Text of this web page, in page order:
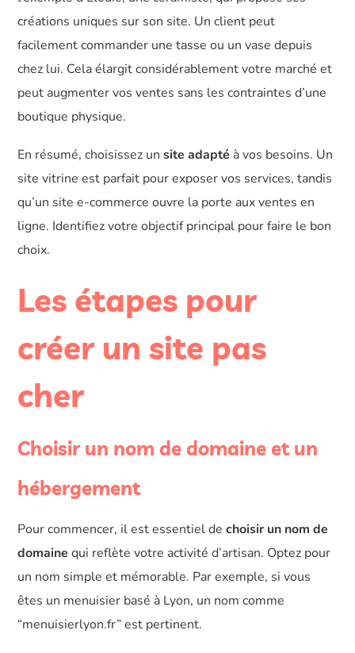
créations uniques sur son site. Un client peut
facilement commander une tasse ou un vase depuis
chez lui. Cela élargit considérablement votre marché et
peut augmenter vos ventes sans les contraintes d’une
boutique physique.
En résumé, choisissez unsite adapté à vos besoins. Un
site vitrine est parfait pour exposer vos services, tandis
qu’un site e-commerce ouvre la porte aux ventes en
ligne. Identifiez votre objectif principal pour faire le bon
choix.
Les étapes pour
créer un site pas
cher
Choisir un nom de domaine et un
hébergement
Pour commencer, il est essentiel dechoisir un nom de
domaine qui reflète votre activité d’artisan. Optez pour
un nom simple et mémorable. Par exemple, si vous
êtes un menuisier basé à Lyon, un nom comme
“menuisierlyon.fr” est pertinent.